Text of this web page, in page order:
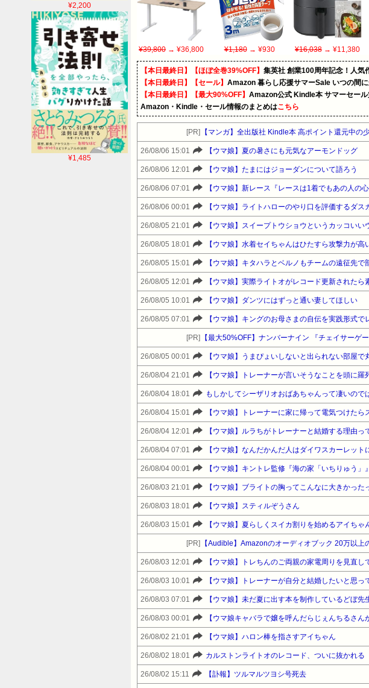
¥2,200
¥1,485
¥39,800 → ¥36,800 ¥1,180→ ¥930 ¥16,038 → ¥11,380
【本日最終日】【ほぼ全巻39%OFF】 集英社 創業100周年記念！人気
【本日最終日】【セール】 Amazon 暮らし応援サマーSale いつの間に
【本日最終日】【最大90%OFF】 Amazon公式 Kindle本 サマーセー
Amazon・Kindle・セール情報のまとめはこちら
[PR] 【マンガ】全出版社 Kindle本 高ポイント還元中の
26/08/06 15:01 【ウマ娘】夏の暑さにも元気なアーモンドッグ
26/08/06 12:01 【ウマ娘】たまにはジョーダンについて語ろう
26/08/06 07:01 【ウマ娘】新レース『レースは1着でもあの人の
26/08/06 00:01 【ウマ娘】ライトハローのやり口を評価するダス
26/08/05 21:01 【ウマ娘】スイープトウショウというカッコいい
26/08/05 18:01 【ウマ娘】水着セイちゃんはひたすら攻撃力が
26/08/05 15:01 【ウマ娘】キタハラとベルノもチームの遠征先
26/08/05 12:01 【ウマ娘】実際ライトオがレコード更新された
26/08/05 10:01 【ウマ娘】ダンツにはずっと通い妻してほしい
26/08/05 07:01 【ウマ娘】キングのお母さまの自伝を実践形式で
[PR] 【最大50%OFF】ナンバーナイン 『チェイサーゲ
26/08/05 00:01 【ウマ娘】うまぴょいしないと出られない部屋
26/08/04 21:01 【ウマ娘】トレーナーが言いそうなことを頭に
26/08/04 18:01 もしかしてシーザリオおばあちゃんって凄いので
26/08/04 15:01 【ウマ娘】トレーナーに家に帰って電気つけた
26/08/04 12:01 【ウマ娘】ルラちがトレーナーと結婚する理由
26/08/04 07:01 【ウマ娘】なんだかんだ人はダイワスカーレット
26/08/04 00:01 【ウマ娘】キントレ監修『海の家「いちりゅう」』
26/08/03 21:01 【ウマ娘】ブライトの胸ってこんなに大きかっ
26/08/03 18:01 【ウマ娘】スティルぞうさん
26/08/03 15:01 【ウマ娘】夏らしくスイカ割りを始めるアイちゃ
[PR] 【Audible】Amazonのオーディオブック 20万以上
26/08/03 12:01 【ウマ娘】トレちんのご両親の家電周りを見直し
26/08/03 10:01 【ウマ娘】トレーナーが自分と結婚したいと思っ
26/08/03 07:01 【ウマ娘】未だ夏に出す本を制作しているどぼ先
26/08/03 00:01 【ウマ娘キャバラで嬢を呼んだらじぇんちるさ
26/08/02 21:01 【ウマ娘】ハロン棒を指さすアイちゃん
26/08/02 18:01 カルストンライトオのレコード、ついに抜かれる
26/08/02 15:11 【訃報】ツルマルツヨシ号死去